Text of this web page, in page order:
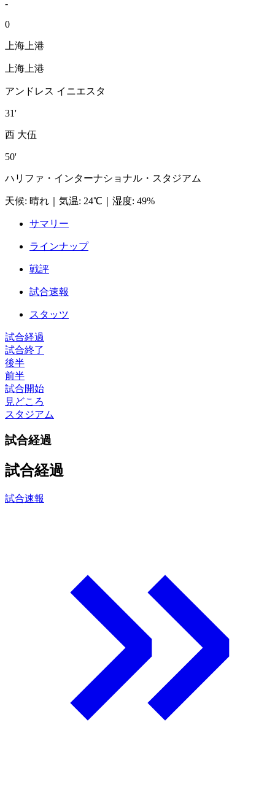
-
0
上海上港
上海上港
アンドレス イニエスタ
31'
西 大伍
50'
ハリファ・インターナショナル・スタジアム
天候: 晴れ 気温: 24℃ 湿度: 49%
サマリー
ラインナップ
戦評
試合速報
スタッツ
試合経過
試合終了
後半
前半
試合開始
見どころ
スタジアム
試合経過
試合経過
試合速報